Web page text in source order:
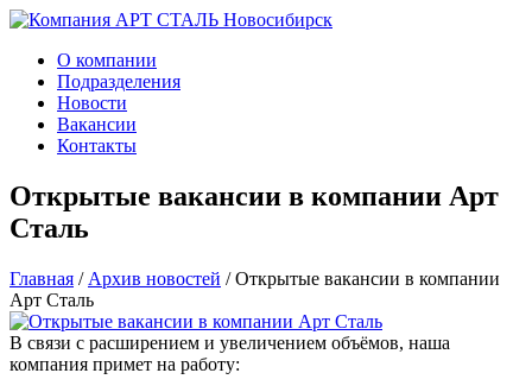
О компании
Подразделения
Новости
Вакансии
Контакты
Открытые вакансии в компании Арт
Сталь
Главная / Архив новостей /Открытые вакансии в компании
Арт Сталь
В связи с расширением и увеличением объёмов, наша
компания примет на работу: